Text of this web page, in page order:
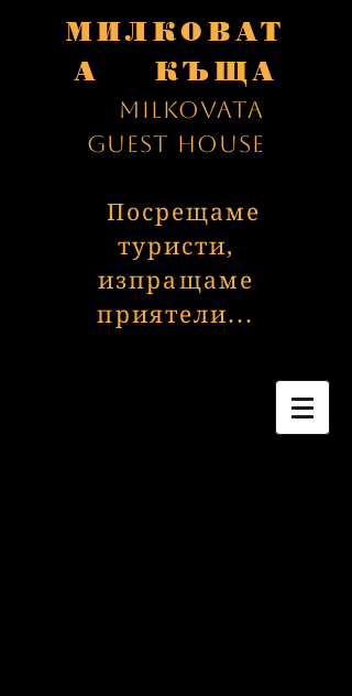
МИЛКОВАТ
А КЪЩА
Milkovata
Guest House
Посрещаме
туристи,
изпращаме
приятели...